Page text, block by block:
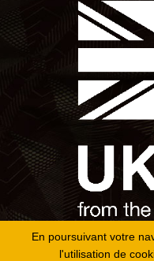
En poursuivant votre
l'utilisation de